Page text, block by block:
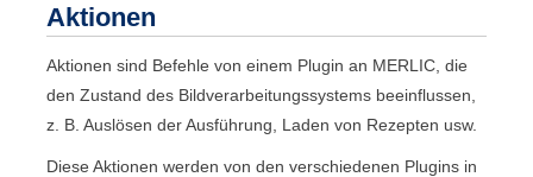
Aktionen
Aktionen sind Befehle von einem Plugin an MERLIC , die
den Zustand des Bildverarbeitungssystems beeinflussen,
z. B. Auslösen der Ausführung, Laden von Rezepten usw.
Diese Aktionen werden von den verschiedenen Plugins in